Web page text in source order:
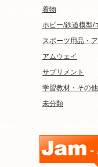
着物
ホビー/鉄道模型/
スポーツ用品・
アムウェイ
サプリメント
学習教材・その他
未分類